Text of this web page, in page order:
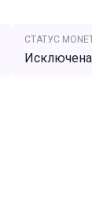
СТАТУС